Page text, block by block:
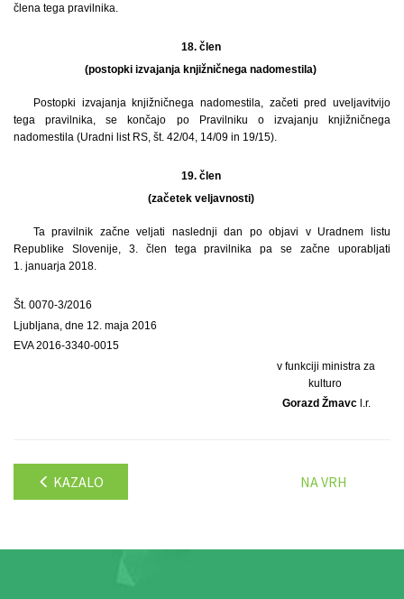
člena tega pravilnika.
18. člen
(postopki izvajanja knjižničnega nadomestila)
Postopki izvajanja knjižničnega nadomestila, začeti pred uveljavitvijo
tega pravilnika, se končajo po Pravilniku o izvajanju knjižničnega
nadomestila (Uradni list RS, št. 42/04, 14/09 in 19/15).
19. člen
(začetek veljavnosti)
Ta pravilnik začne veljati naslednji dan po objavi v Uradnem listu
Republike Slovenije, 3. člen tega pravilnika pa se začne uporabljati
1. januarja 2018.
Št. 0070-3/2016
Ljubljana, dne 12. maja 2016
EVA 2016-3340-0015
v funkciji ministra za
kulturo
Gorazd Žmavcl.r.
KAZALO NA VRH